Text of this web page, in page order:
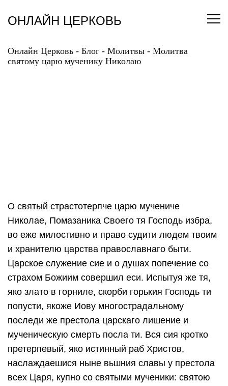
содержанию
ОНЛАЙН ЦЕРКОВЬ
Онлайн Церковь - Блог - Молитвы - Молитва
святому царю мученику Николаю
О святый страстотерпче царю мучениче
Николае, Помазаника Своего тя Господь избра,
во еже милостивно и право судити людем твоим
и хранителю царства православнаго быти.
Царское служение сие и о душах попечение со
страхом Божиим совершил еси. Испытуя же тя,
яко злато в горниле, скорби горькия Господь ти
попусти, якоже Иову многострадальному
последи же престола царскаго лишение и
мученическую смерть посла ти. Вся сия кротко
претерпевый, яко истинный раб Христов,
наслаждаешися ныне вьшния славы у престола
всех Царя, купно со святыми мученики: святою